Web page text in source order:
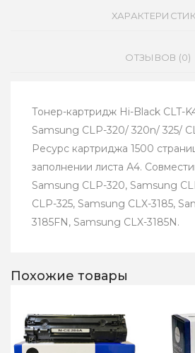
ОТЗЫВОВ (0)
Тонер-картридж Hi-Black CLT-
Samsung CLP-320/ 320n/ 325/
Ресурс картриджа 1500
заполнении листа А4.
Samsung CLP-320, Samsung
CLP-325, Samsung CLX-3185,
3185FN, Samsung CLX-3185N.
Похожие товары